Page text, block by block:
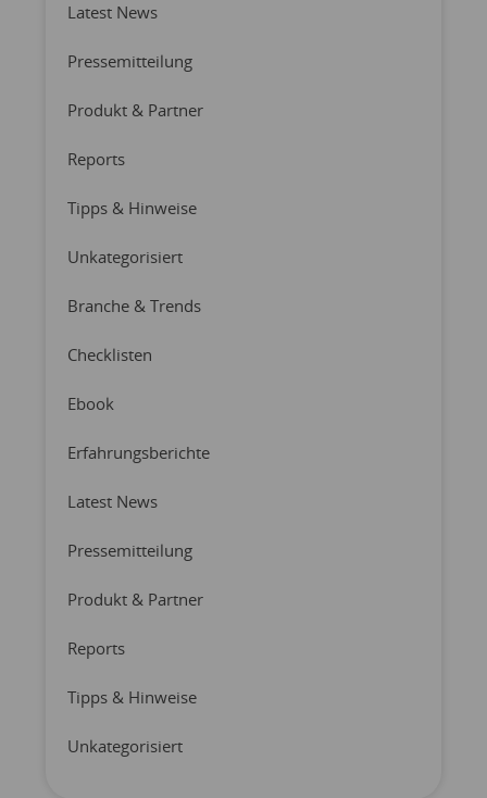
Latest News
Pressemitteilung
Produkt & Partner
Reports
Tipps & Hinweise
Unkategorisiert
Branche & Trends
Checklisten
Ebook
Erfahrungsberichte
Latest News
Pressemitteilung
Produkt & Partner
Reports
Tipps & Hinweise
Unkategorisiert